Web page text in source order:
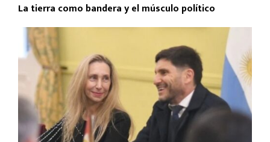
La tierra como bandera y el músculo político